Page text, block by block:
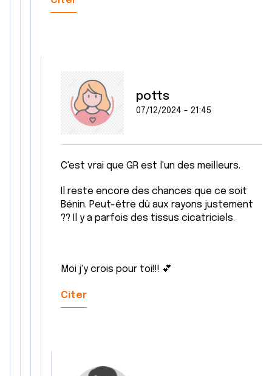
potts
07/12/2024 - 21:45
C'est vrai que GR est l'un des meilleurs.
Il reste encore des chances que ce soit
Bénin. Peut-être dû aux rayons justement
?? Il y a parfois des tissus cicatriciels.
Moi j'y crois pour toi!!! 💕
Citer